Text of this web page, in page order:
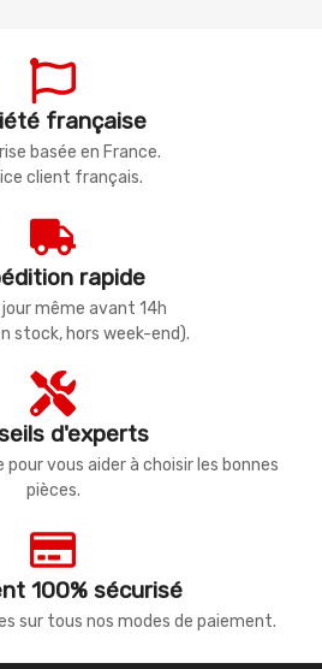
française
basée en France.
client français.
rapide
jour même avant 14h
stock, hors week-end).
d'experts
pour vous aider à choisir les bonnes
pièces.
100% sécurisé
sur tous nos modes de paiement.